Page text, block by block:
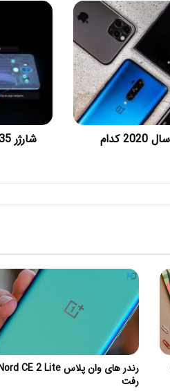
به نظر شما بهترین گوشی سال 2020 کدام
رفت